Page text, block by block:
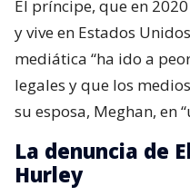
El príncipe, que en
y vive en Estados
mediática “ha ido a
legales y que los
su esposa, Meghan, en
La denuncia de
Hurley